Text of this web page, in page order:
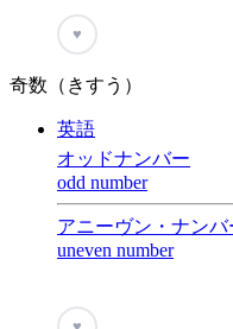
♥
奇数（きすう）
英語
オッドナンバー
odd number
アニーヴン・ナンバ
uneven number